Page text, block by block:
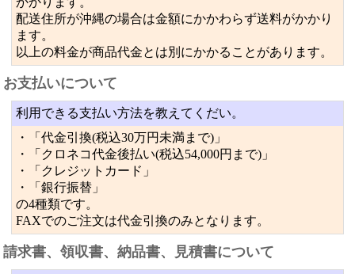
配送住所が沖縄の場合は金額にかかわらず送料がかかり
ます。
以上の料金が商品代金とは別にかかることがあります。
お支払いについて
利用できる支払い方法を教えてくだい。
・「代金引換(税込30万円未満まで)」
・「クロネコ代金後払い(税込54,000円まで)」
・「クレジットカード」
・「銀行振替」
の4種類です。
FAXでのご注文は代金引換のみとなります。
請求書、領収書、納品書、見積書について